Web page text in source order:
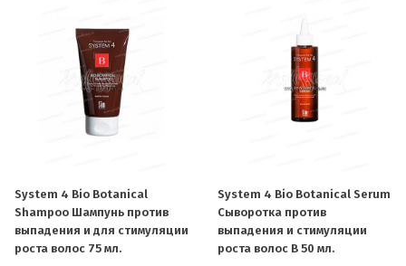
System 4 Bio Botanical
Shampoo Шампунь против
выпадения и для стимуляции
роста волос 75 мл.
System 4 Bio Botanical Serum
Сыворотка против
выпадения и стимуляции
роста волос B 50 мл.